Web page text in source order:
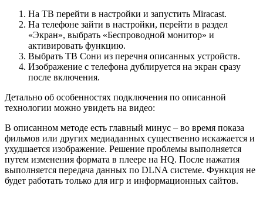
На ТВ перейти в настройки и запустить Miracast.
На телефоне зайти в настройки, перейти в раздел
«Экран», выбрать «Беспроводной монитор» и
активировать функцию.
Выбрать ТВ Сони из перечня описанных устройств.
Изображение с телефона дублируется на экран сразу
после включения.
Детально об особенностях подключения по описанной
технологии можно увидеть на видео:
В описанном методе есть главный минус – во время показа
фильмов или других медиаданных существенно искажается и
ухудшается изображение. Решение проблемы выполняется
путем изменения формата в плеере на HQ. После нажатия
выполняется передача данных по DLNA системе. Функция не
будет работать только для игр и информационных сайтов.